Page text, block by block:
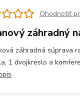
Ohodnotiť
záhradný
záhradná súprava
1 dvojkreslo a